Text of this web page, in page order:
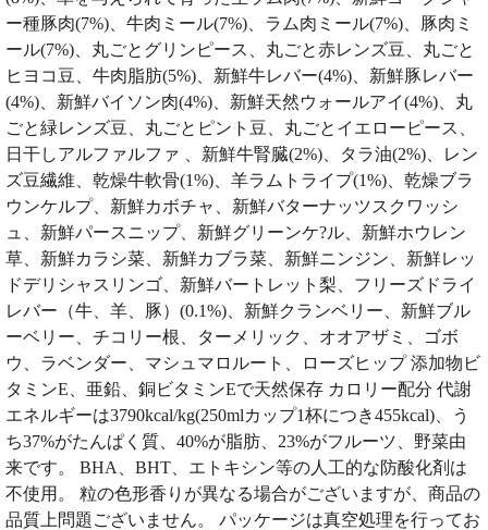
ー種豚肉(7%)、牛肉ミール(7%)、ラム肉ミール(7%)、豚肉ミ
ール(7%)、丸ごとグリンピース、丸ごと赤レンズ豆、丸ごと
ヒヨコ豆、牛肉脂肪(5%)、新鮮牛レバー(4%)、新鮮豚レバー
(4%)、新鮮バイソン肉(4%)、新鮮天然ウォールアイ(4%)、丸
ごと緑レンズ豆、丸ごとピント豆、丸ごとイエローピース、
日干しアルファルファ 、新鮮牛腎臓(2%)、タラ油(2%)、レン
ズ豆繊維、乾燥牛軟骨(1%)、羊ラムトライプ(1%)、乾燥ブラ
ウンケルプ、新鮮カボチャ、新鮮バターナッツスクワッシ
ュ、新鮮パースニップ、新鮮グリーンケ?ル、新鮮ホウレン
草、新鮮カラシ菜、新鮮カブラ菜、新鮮ニンジン、新鮮レッ
ドデリシャスリンゴ、新鮮バートレット梨、フリーズドライ
レバー（牛、羊、豚）(0.1%)、新鮮クランベリー、新鮮ブル
ーベリー、チコリー根、ターメリック、オオアザミ、ゴボ
ウ、ラベンダー、マシュマロルート、ローズヒップ 添加物ビ
タミンE、亜鉛、銅ビタミンEで天然保存 カロリー配分 代謝
エネルギーは3790kcal/kg(250mlカップ1杯につき455kcal)、う
ち37%がたんぱく質、40%が脂肪、23%がフルーツ、野菜由
来です。 BHA、BHT、エトキシン等の人工的な防酸化剤は
不使用。 粒の色形香りが異なる場合がございますが、商品の
品質上問題ございません。 パッケージは真空処理を行ってお